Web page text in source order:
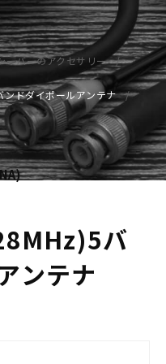
ーバーのアクセサリー
ドダイポールアンテナ
バ
ンテナ